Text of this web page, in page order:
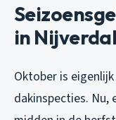
in Nijverdal
Oktober is
dakinspecties.